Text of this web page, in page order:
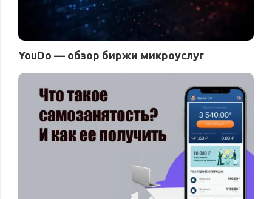
YouDo — обзор биржи микроуслуг